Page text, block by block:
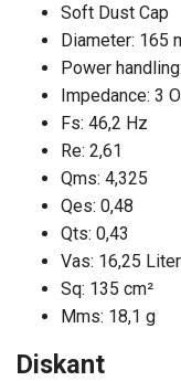
Soft Dust Cap
Diameter: 165
Power
Impedance: 3
Fs: 46,2 Hz
Re: 2,61
Qms: 4,325
Qes: 0,48
Qts: 0,43
Vas: 16,25 Liter
Sq: 135 cm²
Mms: 18,1 g
Diskant